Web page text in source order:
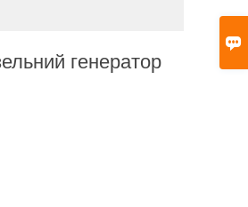

генератор